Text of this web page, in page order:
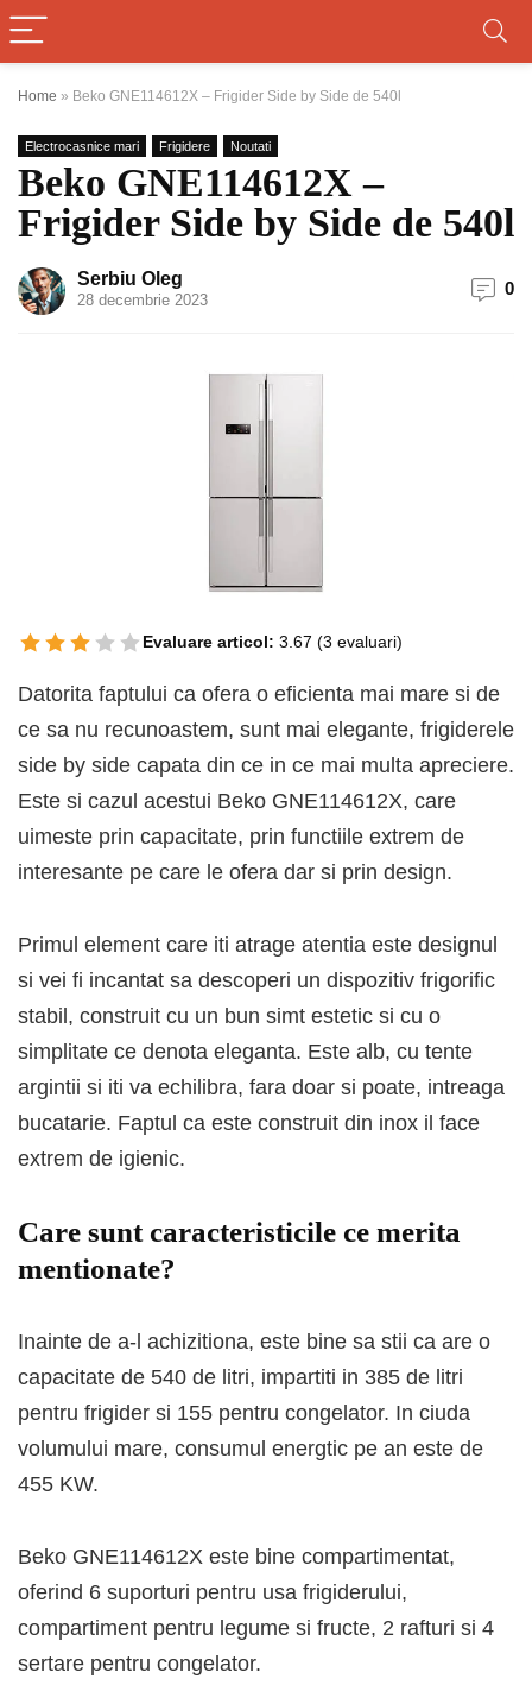
Home » Beko GNE114612X – Frigider Side by Side de 540l
Electrocasnice mari Frigidere Noutati
Beko GNE114612X –
Frigider Side by Side de 540l
Serbiu Oleg
28 decembrie 2023
0
Evaluare articol: 3.67 (3 evaluari)
Datorita faptului ca ofera o eficienta mai mare si de
ce sa nu recunoastem, sunt mai elegante, frigiderele
side by side capata din ce in ce mai multa apreciere.
Este si cazul acestui Beko GNE114612X, care
uimeste prin capacitate, prin functiile extrem de
interesante pe care le ofera dar si prin design.
Primul element care iti atrage atentia este designul
si vei fi incantat sa descoperi un dispozitiv frigorific
stabil, construit cu un bun simt estetic si cu o
simplitate ce denota eleganta. Este alb, cu tente
argintii si iti va echilibra, fara doar si poate, intreaga
bucatarie. Faptul ca este construit din inox il face
extrem de igienic.
Care sunt caracteristicile ce merita
mentionate?
Inainte de a-l achizitiona, este bine sa stii ca are o
capacitate de 540 de litri, impartiti in 385 de litri
pentru frigider si 155 pentru congelator. In ciuda
volumului mare, consumul energtic pe an este de
455 KW.
Beko GNE114612X este bine compartimentat,
oferind 6 suporturi pentru usa frigiderului,
compartiment pentru legume si fructe, 2 rafturi si 4
sertare pentru congelator.